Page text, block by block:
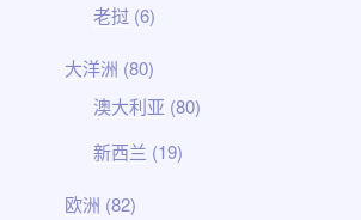
老挝 (6)
大洋洲 (80)
澳大利亚 (80)
新西兰 (19)
欧洲 (82)